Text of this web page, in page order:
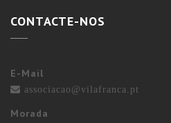
CONTACTE-NOS
E-Mail
associacao@vilafranca.pt
Morada